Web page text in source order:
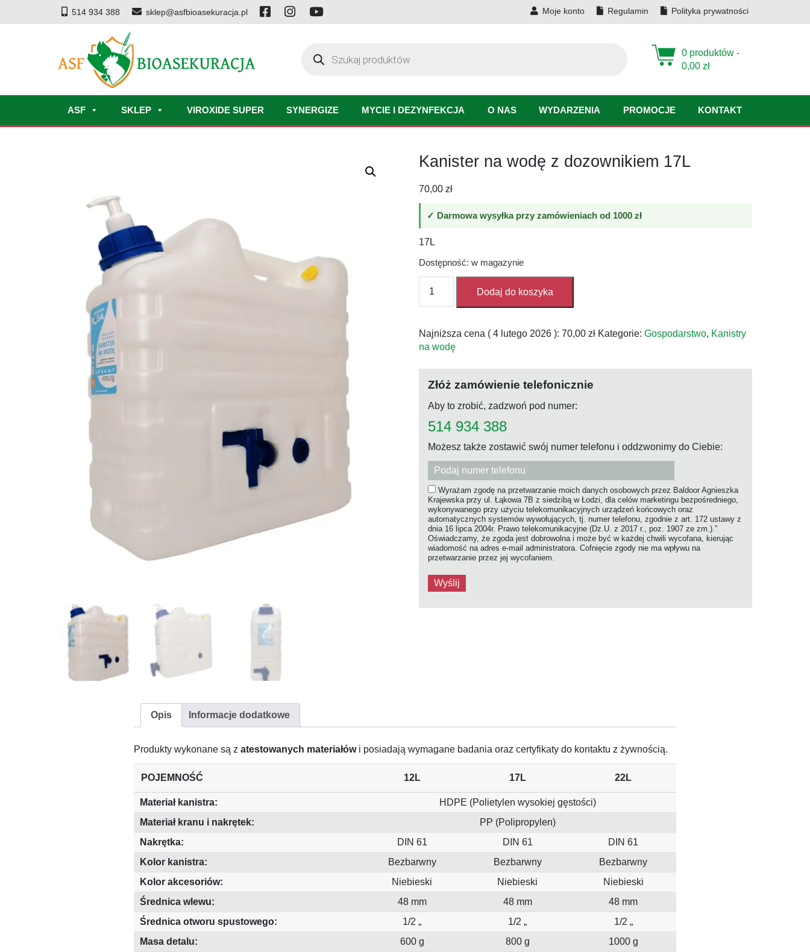
514 934 388 sklep@asfbioasekuracja.pl Moje konto Regulamin Polityka prywatności
0 produktów -
0,00zł
produktów
ASF SKLEP VIROXIDE SUPER SYNERGIZE MYCIE I DEZYNFEKCJA O NAS WYDARZENIA PROMOCJE KONTAKT
Kanister na wodę z dozownikiem 17L
70,00zł
✓ Darmowa wysyłka przy zamówieniach od 1000 zł
17L
Dostępność: w magazynie
Kanister
na
z
dozownikiem
Dodaj do koszyka
Najniższa cena ( 4 lutego 2026 ):70,00zł Kategorie:Gospodarstwo, Kanistry
na wodę
Złóż zamówienie telefonicznie
Aby to zrobić, zadzwoń pod numer:
514 934 388
Możesz także zostawić swój numer telefonu i oddzwonimy do Ciebie:
Wyrażam zgodę na przetwarzanie moich danych osobowych przez Baldoor Agnieszka
Krajewska przy ul. Łąkowa 7B z siedzibą w Łodzi, dla celów marketingu bezpośredniego,
wykonywanego przy użyciu telekomunikacyjnych urządzeń końcowych oraz
automatycznych systemów wywołujących, tj. numer telefonu, zgodnie z art. 172 ustawy z
dnia 16 lipca 2004r. Prawo telekomunikacyjne (Dz.U. z 2017 r., poz. 1907 ze zm.).”
Oświadczamy, że zgoda jest dobrowolna i może być w każdej chwili wycofana, kierując
wiadomość na adres e-mail administratora. Cofnięcie zgody nie ma wpływu na
przetwarzanie przez jej wycofaniem.
Opis Informacje dodatkowe
Produkty wykonane są z atestowanych materiałówi posiadają wymagane badania oraz certyfikaty do kontaktu z żywnością.
POJEMNOŚĆ 12L 17L 22L
Materiał kanistra:
HDPE (Polietylen wysokiej gęstości)
Materiał kranu i nakrętek:
PP (Polipropylen)
Nakrętka:
DIN 61 DIN 61
DIN 61
Kolor kanistra:
Bezbarwny Bezbarwny
Bezbarwny
Kolor akcesoriów:
Niebieski Niebieski
Niebieski
Średnica wlewu:
48 mm 48 mm
48 mm
Średnica otworu spustowego:
1/2 „ 1/2 „
1/2 „
Masa detalu:
600 g 800 g
1000 g